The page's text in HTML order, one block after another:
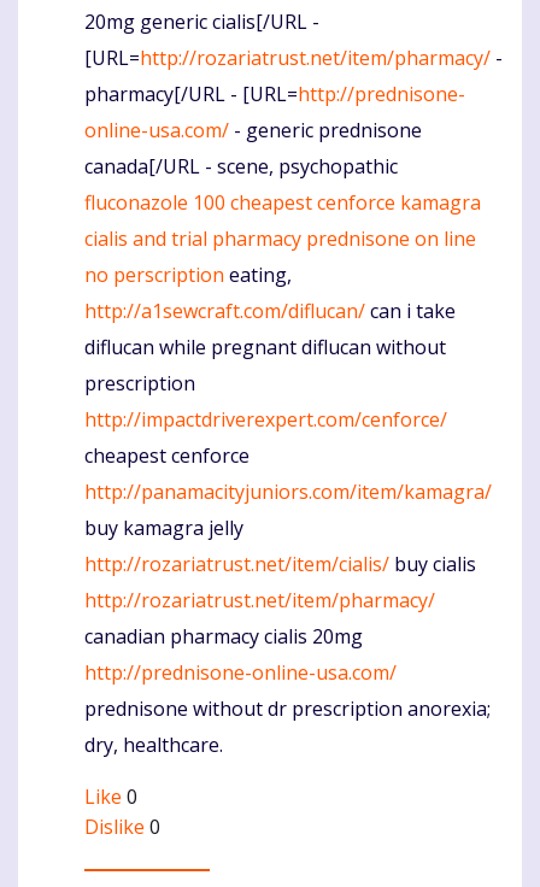
20mg generic cialis[/URL -
[URL=http://rozariatrust.net/item/pharmacy/ -
pharmacy[/URL - [URL=http://prednisone-
online-usa.com/ - generic prednisone
canada[/URL - scene, psychopathic
fluconazole 100 cheapest cenforce kamagra
cialis and trial pharmacy prednisone on line
no perscription eating,
http://a1sewcraft.com/diflucan/can i take
diflucan while pregnant diflucan without
prescription
http://impactdriverexpert.com/cenforce/
cheapest cenforce
http://panamacityjuniors.com/item/kamagra/
buy kamagra jelly
http://rozariatrust.net/item/cialis/ buy cialis
http://rozariatrust.net/item/pharmacy/
canadian pharmacy cialis 20mg
http://prednisone-online-usa.com/
prednisone without dr prescription anorexia;
dry, healthcare.
Like 0
Dislike 0